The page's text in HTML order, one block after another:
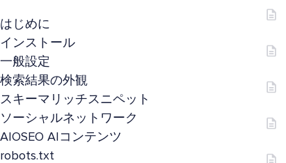
はじめに
インストール
一般設定
検索結果の外観
スキーマリッチスニペット
ソーシャルネットワーク
AIOSEO AIコンテンツ
robots.txt